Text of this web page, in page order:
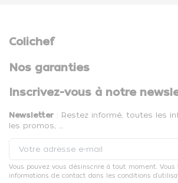
Colichef
Nos garanties
Inscrivez-vous à notre
Newsletter : Restez informé, toutes les
les promos, …
Vous pouvez vous désinscrire à tout moment. Vous
informations de contact dans les conditions